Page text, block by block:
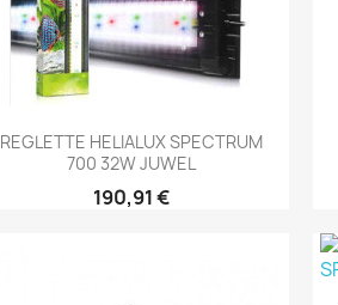
Aperçu rapide
REGLETTE HELIALUX SPECTRUM
700 32W JUWEL
190,91 €